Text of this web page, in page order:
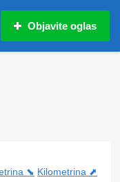
Objavite oglas
⬊ Kilometrina ⬈